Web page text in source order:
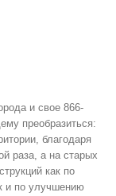
и свое 866-
преобразиться:
благодаря
раза, а на старых
как по
и по улучшению